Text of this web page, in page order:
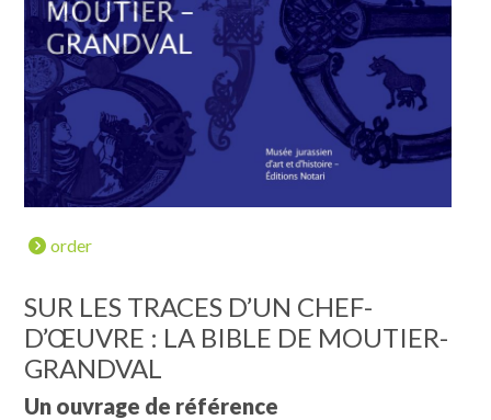
SUR LES TRACES D’UN CHEF-
D’ŒUVRE : LA BIBLE DE MOUTIER-
GRANDVAL
Un ouvrage de référence
order